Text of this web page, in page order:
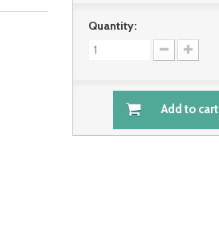
Quantity:
Add to cart